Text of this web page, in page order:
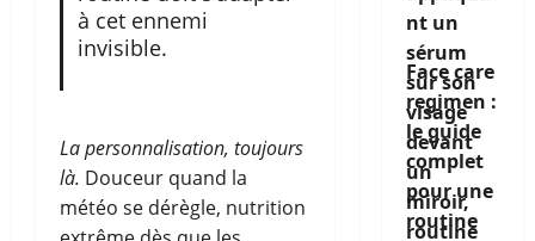
à cet ennemi
invisible.
La personnalisation, toujours
là. Douceur quand la
météo se dérègle, nutrition
Face care
regimen :
le guide
complet
pour une
routine